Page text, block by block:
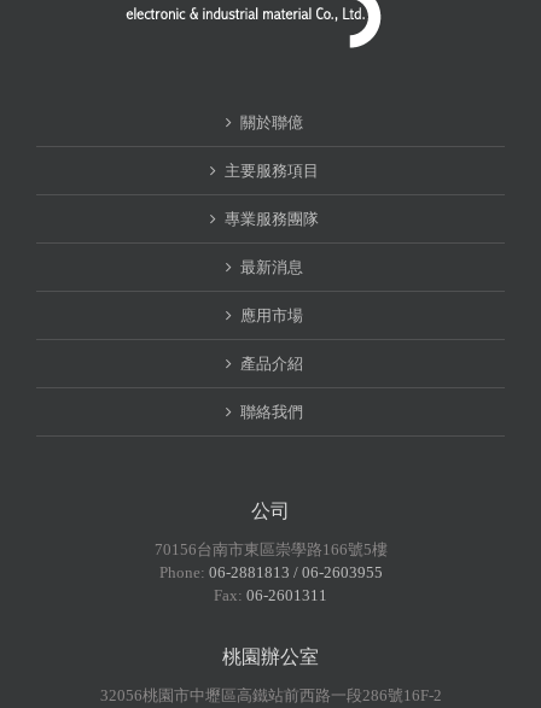
關於聯億
主要服務項目
專業服務團隊
最新消息
應用市場
產品介紹
聯絡我們
公司
70156台南市東區崇學路166號5樓
Phone: 06-2881813 / 06-2603955
Fax: 06-2601311
桃園辦公室
32056桃園市中壢區高鐵站前西路一段286號16F-2